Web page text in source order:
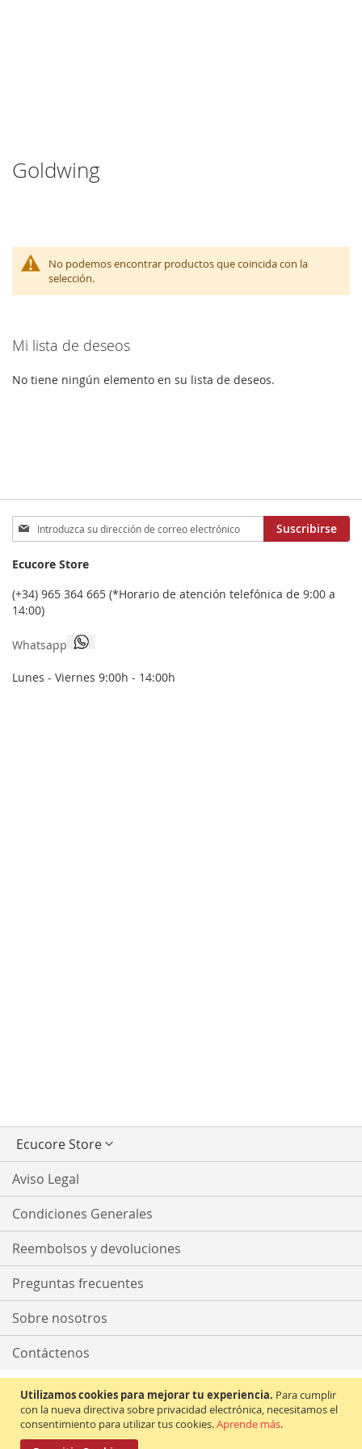
Utilizamos cookies para mejorar tu experiencia. Para cumplir
con la nueva directiva sobre privacidad electrónica, necesitamos el
consentimiento para utilizar tus cookies.Aprende más.
Goldwing
No podemos encontrar productos que coincida con la
selección.
Mi lista de deseos
No tiene ningún elemento en su lista de deseos.
Inscríbase
a
boletín
de
noticias:
Suscribirse
Ecucore Store
(+34) 965 364 665 (*Horario de atención telefónica de 9:00 a
14:00)
Whatsapp
Lunes - Viernes 9:00h - 14:00h
tiendaEcucore Store
Aviso Legal
Condiciones Generales
Reembolsos y devoluciones
Preguntas frecuentes
Sobre nosotros
Contáctenos